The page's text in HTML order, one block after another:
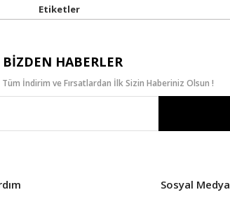
Etiketler
BIZDEN HABERLER
İndirim ve Fırsatlardan İlk Sizin Haberiniz Olsun !
Sosyal Medya